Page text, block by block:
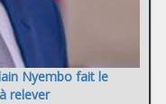
Nyembo fait le
relever